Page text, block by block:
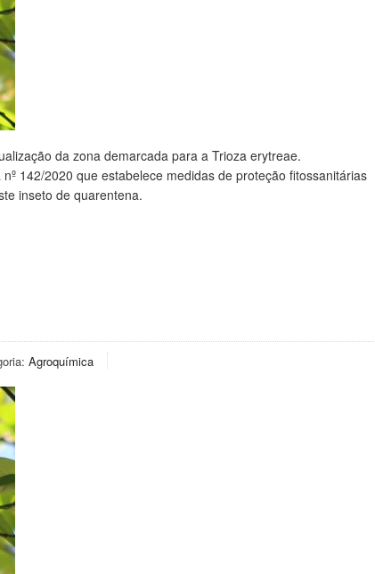
da zona demarcada para a Trioza erytreae.
142/2020 que estabelece medidas de proteção fitossanitárias
inseto de quarentena.
Agroquímica